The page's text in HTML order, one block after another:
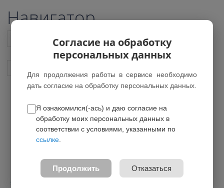
Навигатор
Список всех программ
Тепло гончарного круга
*Программа была удалена
Возраст: 7-16 лет
Направление:
Согласие на обработку
персональных данных
Для продолжения работы в сервисе необходимо
дать согласие на обработку персональных данных.
Я ознакомился(-ась) и даю согласие на
обработку моих персональных данных в
соответствии с условиями, указанными по
ссылке
Продолжить Отказаться